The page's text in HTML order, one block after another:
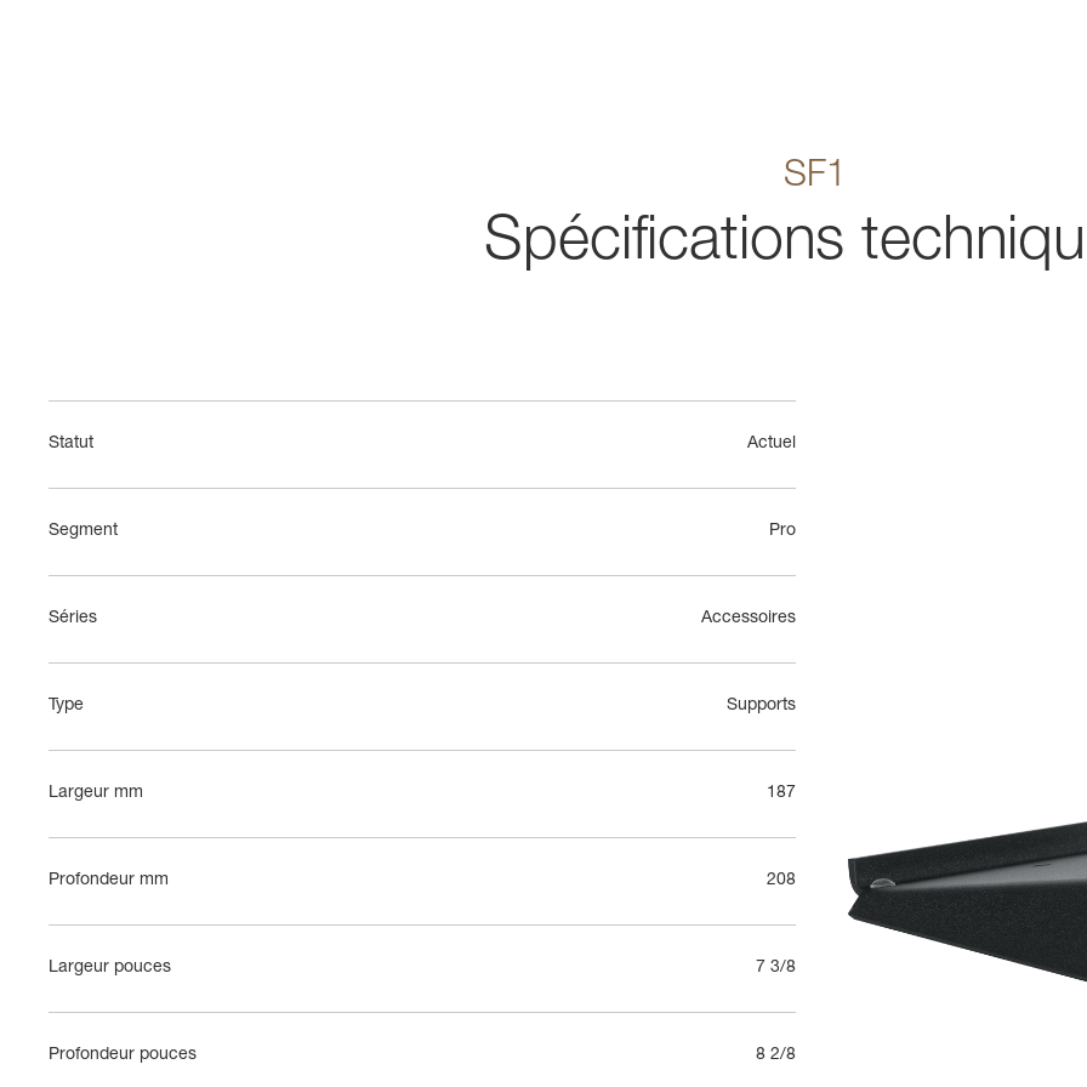
SF1
Spécifications
Statut Actuel
Segment Pro
Séries Accessoires
Type Supports
Largeur mm 187
Profondeur mm 208
Largeur pouces 7 3/8
Profondeur pouces 8 2/8